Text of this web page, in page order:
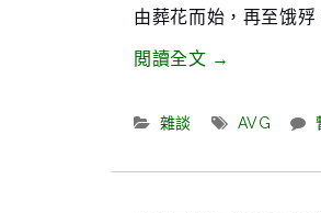
由葬花而始，再至饿
閲讀全文“浅
哀
→
Categories:
雜談 Tags:
AVG